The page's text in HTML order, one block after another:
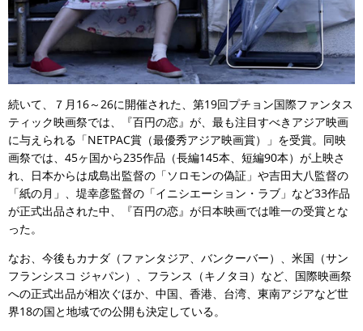
続いて、７月16～26に開催された、第19回プチョン国際ファンタス
ティック映画祭では、『百円の恋』が、最も注目すべきアジア映画
に与えられる「NETPAC賞（最優秀アジア映画賞）」を受賞。同映
画祭では、45ヶ国から235作品（長編145本、短編90本）が上映さ
れ、日本からは成島出監督の「ソロモンの偽証」や吉田大八監督の
「紙の月」、堤幸彦監督の「イニシエーション・ラブ」など33作品
が正式出品された中、『百円の恋』が日本映画では唯一の受賞とな
った。
なお、今後もカナダ（ファンタジア、バンクーバー）、米国（サン
フランシスコ ジャパン）、フランス（キノタヨ）など、国際映画祭
への正式出品が相次ぐほか、中国、香港、台湾、東南アジアなど世
界18の国と地域での公開も決定している。